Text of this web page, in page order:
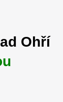
Ohří